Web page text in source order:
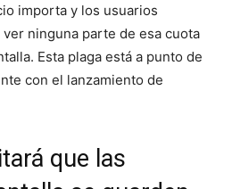
importa y los usuarios
ninguna parte de esa cuota
Esta plaga está a punto de
con el lanzamiento de
que las